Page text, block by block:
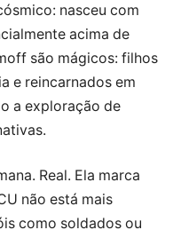
nasceu com
acima de
são mágicos: filhos
e reincarnados em
a exploração de
Real. Ela marca
não está mais
como soldados ou